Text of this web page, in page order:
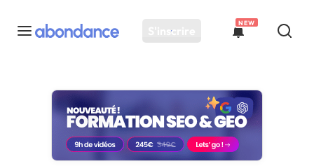
S'inscrire
NEW
Toutes les actus
Actus SEO
Plateforme